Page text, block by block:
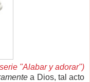
"Alabar y adorar")
a Dios, tal acto